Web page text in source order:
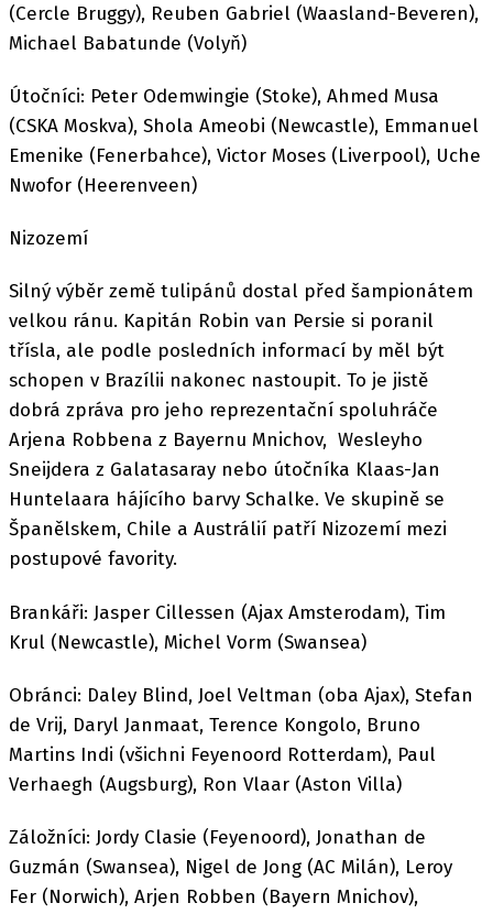
(Cercle Bruggy), Reuben Gabriel (Waasland-Beveren),
Michael Babatunde (Volyň)
Útočníci: Peter Odemwingie (Stoke), Ahmed Musa
(CSKA Moskva), Shola Ameobi (Newcastle), Emmanuel
Emenike (Fenerbahce), Victor Moses (Liverpool), Uche
Nwofor (Heerenveen)
Nizozemí
Silný výběr země tulipánů dostal před šampionátem
velkou ránu. Kapitán Robin van Persie si poranil
třísla, ale podle posledních informací by měl být
schopen v Brazílii nakonec nastoupit. To je jistě
dobrá zpráva pro jeho reprezentační spoluhráče
Arjena Robbena z Bayernu Mnichov, Wesleyho
Sneijdera z Galatasaray nebo útočníka Klaas-Jan
Huntelaara hájícího barvy Schalke. Ve skupině se
Španělskem, Chile a Austrálií patří Nizozemí mezi
postupové favority.
Brankáři: Jasper Cillessen (Ajax Amsterodam), Tim
Krul (Newcastle), Michel Vorm (Swansea)
Obránci: Daley Blind, Joel Veltman (oba Ajax), Stefan
de Vrij, Daryl Janmaat, Terence Kongolo, Bruno
Martins Indi (všichni Feyenoord Rotterdam), Paul
Verhaegh (Augsburg), Ron Vlaar (Aston Villa)
Záložníci: Jordy Clasie (Feyenoord), Jonathan de
Guzmán (Swansea), Nigel de Jong (AC Milán), Leroy
Fer (Norwich), Arjen Robben (Bayern Mnichov),